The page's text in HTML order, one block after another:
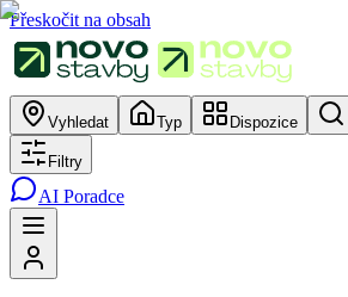
Přeskočit na obsah
Vyhledat Typ Dispozice
Filtry
AI Poradce